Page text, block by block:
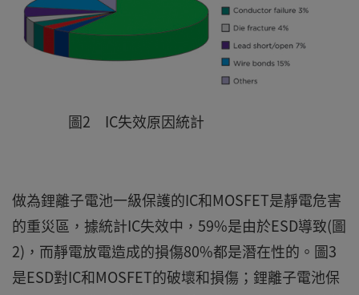
圖2 IC失效原因統計
做為鋰離子電池一級保護的IC和MOSFET是靜電危害
的重災區，據統計IC失效中，59%是由於ESD導致(圖
2)，而靜電放電造成的損傷80%都是潛在性的。圖3
是ESD對IC和MOSFET的破壞和損傷；鋰離子電池保